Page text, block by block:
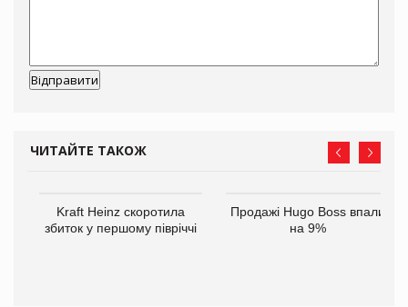
ЧИТАЙТЕ ТАКОЖ
Kraft Heinz скоротила
збиток у першому півріччі
Продажі Hugo Boss впали
на 9%